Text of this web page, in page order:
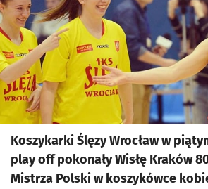
Koszykarki Ślęzy Wrocław w
play off pokonały Wisłę Kraków
Mistrza Polski w koszykówce